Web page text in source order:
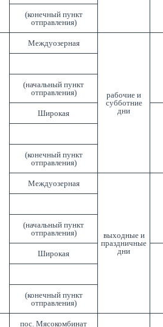
(конечный пункт
отправления)
Междуозерная
рабочие и
субботние
дни
(начальный пункт
отправления)
Широкая
(конечный пункт
отправления)
Междуозерная
выходные и
праздничные
дни
(начальный пункт
отправления)
Широкая
(конечный пункт
отправления)
пос. Мясокомбинат